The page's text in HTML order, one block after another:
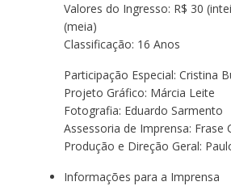
Valores do Ingresso: R$ 30
(meia)
Classificação: 16 Anos
Participação Especial: Cristina
Projeto Gráfico: Márcia Leite
Fotografia: Eduardo Sarmento
Assessoria de Imprensa: Frase
Produção e Direção Geral:
Informações para a Imprensa